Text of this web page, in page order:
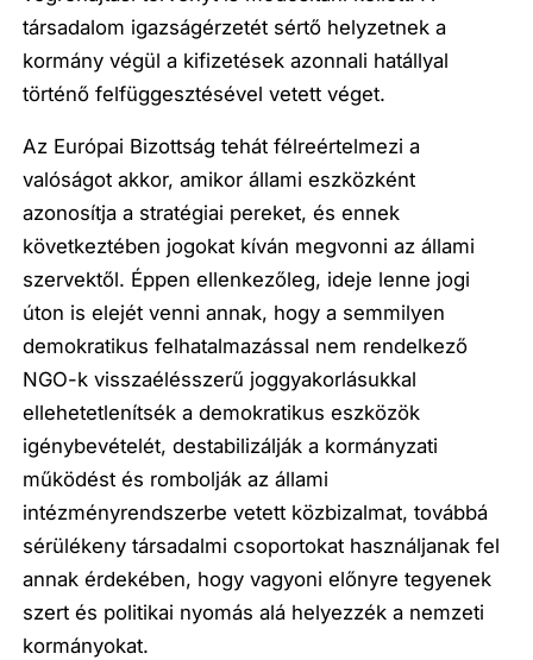
társadalom igazságérzetét sértő helyzetnek a
kormány végül a kifizetések azonnali hatállyal
történő felfüggesztésével vetett véget.
Az Európai Bizottság tehát félreértelmezi a
valóságot akkor, amikor állami eszközként
azonosítja a stratégiai pereket, és ennek
következtében jogokat kíván megvonni az állami
szervektől. Éppen ellenkezőleg, ideje lenne jogi
úton is elejét venni annak, hogy a semmilyen
demokratikus felhatalmazással nem rendelkező
NGO-k visszaélésszerű joggyakorlásukkal
ellehetetlenítsék a demokratikus eszközök
igénybevételét, destabilizálják a kormányzati
működést és rombolják az állami
intézményrendszerbe vetett közbizalmat, továbbá
sérülékeny társadalmi csoportokat használjanak fel
annak érdekében, hogy vagyoni előnyre tegyenek
szert és politikai nyomás alá helyezzék a nemzeti
kormányokat.